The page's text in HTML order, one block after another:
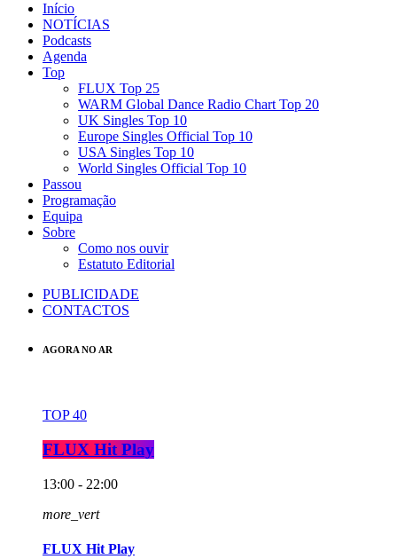
Início
NOTÍCIAS
Podcasts
Agenda
Top
FLUX Top 25
WARM Global Dance Radio Chart Top 20
UK Singles Top 10
Europe Singles Official Top 10
USA Singles Top 10
World Singles Official Top 10
Passou
Programação
Equipa
Sobre
Como nos ouvir
Estatuto Editorial
PUBLICIDADE
CONTACTOS
AGORA NO AR
TOP 40
FLUX Hit Play
13:00 - 22:00
more_vert
FLUX Hit Play